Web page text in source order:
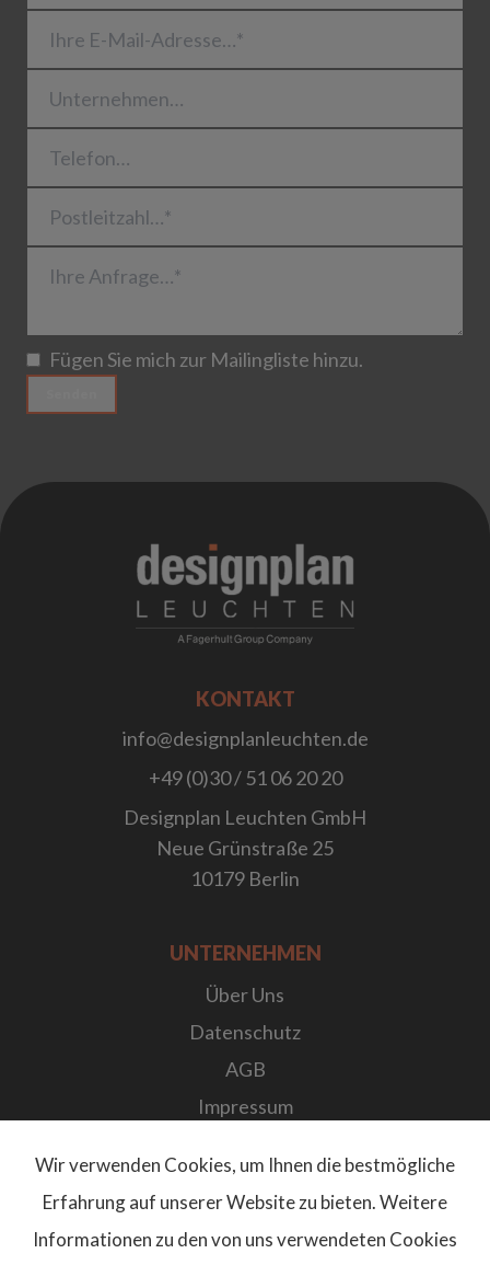
Fügen Sie mich zur Mailingliste hinzu.
KONTAKT
info@designplanleuchten.de
+49 (0)30 / 51 06 20 20
Designplan Leuchten GmbH
Neue Grünstraße 25
10179 Berlin
UNTERNEHMEN
Über Uns
Datenschutz
AGB
Impressum
Newsletter
Wir verwenden Cookies, um Ihnen die bestmögliche
Erfahrung auf unserer Website zu bieten. Weitere
Informationen zu den von uns verwendeten Cookies